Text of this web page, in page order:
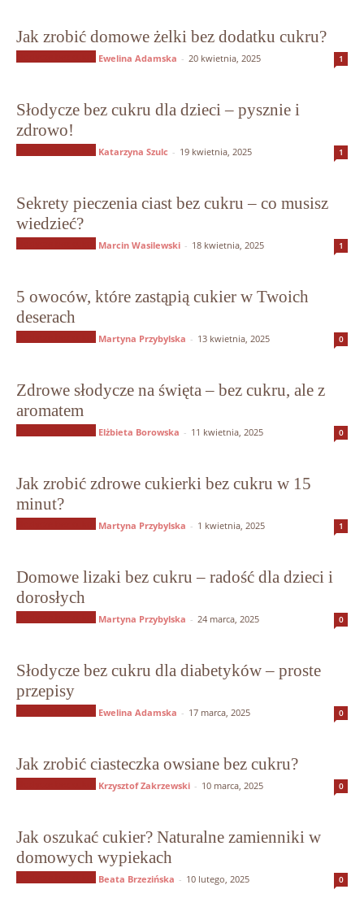
Jak zrobić domowe żelki bez dodatku cukru?
Ewelina Adamska - 20 kwietnia, 2025 1
Słodycze bez cukru dla dzieci – pysznie i
zdrowo!
Katarzyna Szulc - 19 kwietnia, 2025 1
Sekrety pieczenia ciast bez cukru – co musisz
wiedzieć?
Marcin Wasilewski - 18 kwietnia, 2025 1
5 owoców, które zastąpią cukier w Twoich
deserach
Martyna Przybylska - 13 kwietnia, 2025 0
Zdrowe słodycze na święta – bez cukru, ale z
aromatem
Elżbieta Borowska - 11 kwietnia, 2025 0
Jak zrobić zdrowe cukierki bez cukru w 15
minut?
Martyna Przybylska - 1 kwietnia, 2025 1
Domowe lizaki bez cukru – radość dla dzieci i
dorosłych
Martyna Przybylska - 24 marca, 2025 0
Słodycze bez cukru dla diabetyków – proste
przepisy
Ewelina Adamska - 17 marca, 2025 0
Jak zrobić ciasteczka owsiane bez cukru?
Krzysztof Zakrzewski - 10 marca, 2025 0
Jak oszukać cukier? Naturalne zamienniki w
domowych wypiekach
Beata Brzezińska - 10 lutego, 2025 0